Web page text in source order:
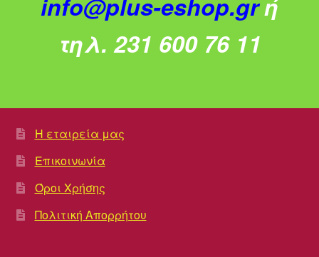
τηλ. 231 600 76 11
Η εταιρεία μας
Επικοινωνία
Όροι Χρήσης
Πολιτική Απορρήτου